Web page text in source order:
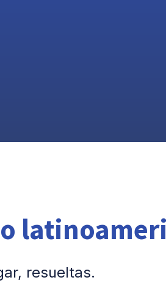
resueltas.